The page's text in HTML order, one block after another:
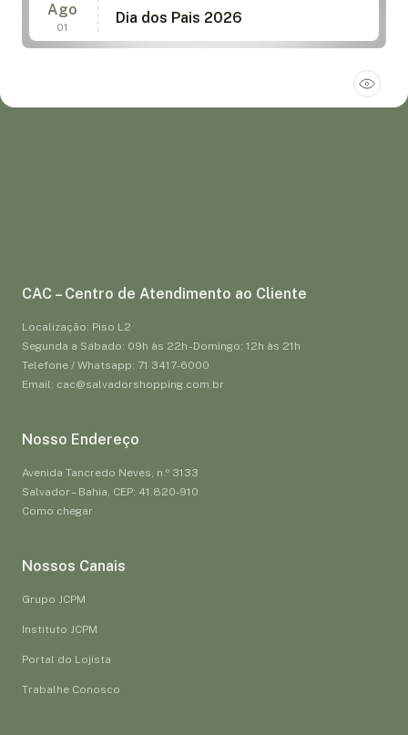
Ago
01
Dia dos Pais 2026
CAC – Centro de Atendimento ao Cliente
Localização: Piso L2
Segunda a Sábado: 09h às 22h - Domingo: 12h às 21h
Telefone / Whatsapp: 71 3417-6000
Email: cac@salvadorshopping.com.br
Nosso Endereço
Avenida Tancredo Neves, n.º 3133
Salvador – Bahia, CEP: 41.820-910
Como chegar
Nossos Canais
Grupo JCPM
Instituto JCPM
Portal do Lojista
Trabalhe Conosco